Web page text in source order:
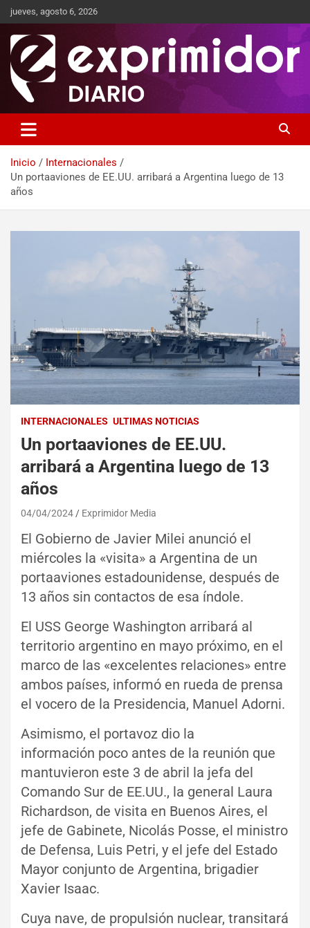
jueves, agosto 6, 2026
Exprimidor media
Inicio
Internacionales
Un portaaviones de EE.UU. arribará a Argentina luego de 13
años
INTERNACIONALES ULTIMAS NOTICIAS
Un portaaviones de EE.UU.
arribará a Argentina luego de 13
años
04/04/2024 Exprimidor Media
El Gobierno de Javier Milei anunció el
miércoles la «visita» a Argentina de un
portaaviones estadounidense, después de
13 años sin contactos de esa índole.
El USS George Washington arribará al
territorio argentino en mayo próximo, en el
marco de las «excelentes relaciones» entre
ambos países, informó en rueda de prensa
el vocero de la Presidencia, Manuel Adorni.
Asimismo, el portavoz dio la
información poco antes de la reunión que
mantuvieron este 3 de abril la jefa del
Comando Sur de EE.UU., la general Laura
Richardson, de visita en Buenos Aires, el
jefe de Gabinete, Nicolás Posse, el ministro
de Defensa, Luis Petri, y el jefe del Estado
Mayor conjunto de Argentina, brigadier
Xavier Isaac.
Cuya nave, de propulsión nuclear, transitará